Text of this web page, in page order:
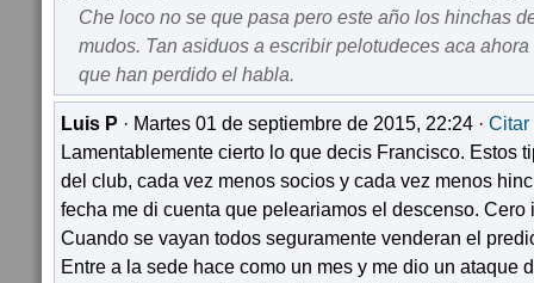
Che loco no se que pasa pero este año los hinchas
mudos. Tan asiduos a escribir pelotudeces aca
que han perdido el habla.
Luis P · Martes 01 de septiembre de 2015, 22:24 · Citar
Lamentablemente cierto lo que decis Francisco. Estos
del club, cada vez menos socios y cada vez menos
fecha me di cuenta que peleariamos el descenso. Cero
Cuando se vayan todos seguramente venderan el
Entre a la sede hace como un mes y me dio un ataque